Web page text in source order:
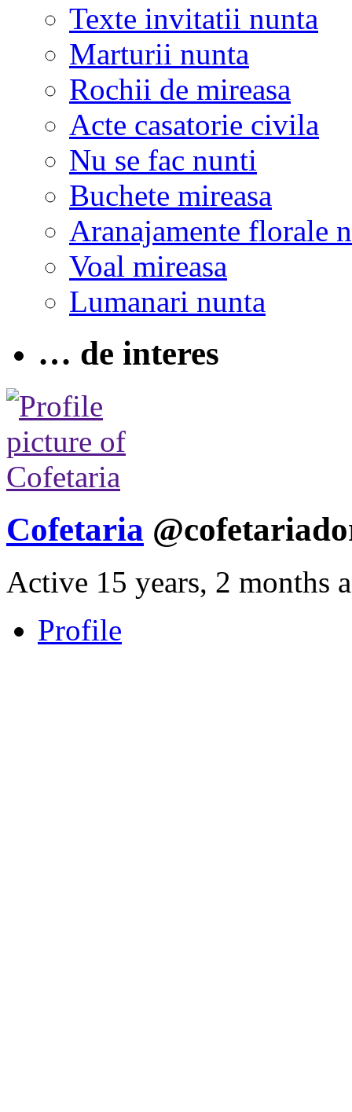
Texte invitatii nunta
Marturii nunta
Rochii de mireasa
Acte casatorie civila
Nu se fac nunti
Buchete mireasa
Aranajamente florale
Voal mireasa
Lumanari nunta
… de interes
Cofetaria
Active 15 years, 2 months
Profile